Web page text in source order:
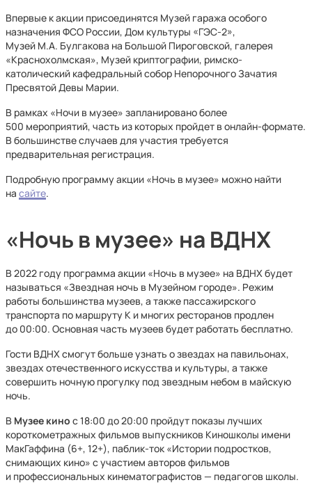
Впервые к акции присоединятся Музей гаража особого
назначения ФСО России, Дом культуры «ГЭС-2»,
Музей М.А. Булгакова на Большой Пироговской, галерея
«Краснохолмская», Музей криптографии, римско-
католический кафедральный собор Непорочного Зачатия
Пресвятой Девы Марии.
В рамках «Ночи в музее» запланировано более
500 мероприятий, часть из которых пройдет в онлайн-формате.
В большинстве случаев для участия требуется
предварительная регистрация.
Подробную программу акции «Ночь в музее» можно найти
на сайте.
«Ночь в музее» на ВДНХ
В 2022 году программа акции «Ночь в музее» на ВДНХ будет
называться «Звездная ночь в Музейном городе». Режим
работы большинства музеев, а также пассажирского
транспорта по маршруту К и многих ресторанов продлен
до 00:00. Основная часть музеев будет работать бесплатно.
Гости ВДНХ смогут больше узнать о звездах на павильонах,
звездах отечественного искусства и культуры, а также
совершить ночную прогулку под звездным небом в майскую
ночь.
В Музее кино с 18:00 до 20:00 пройдут показы лучших
короткометражных фильмов выпускников Киношколы имени
МакГаффина (6+, 12+), паблик-ток «Истории подростков,
снимающих кино» с участием авторов фильмов
и профессиональных кинематографистов — педагогов школы.